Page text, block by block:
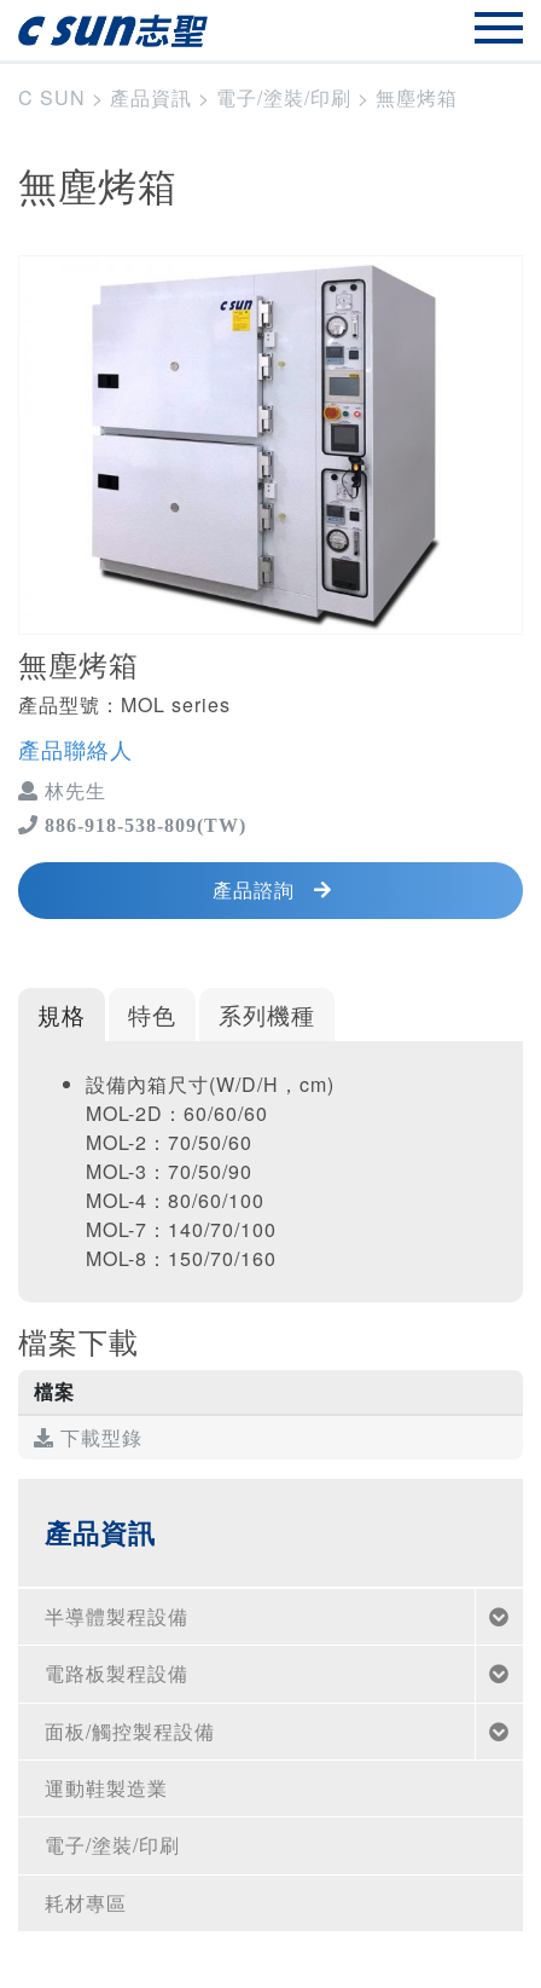
C SUN > 產品資訊 > 電子/塗裝/印刷 > 無塵烤箱
無塵烤箱
無塵烤箱
產品型號：MOL series
產品聯絡人
林先生
886-918-538-809(TW)
產品諮詢
規格 特色 系列機種
設備內箱尺寸(W/D/H，cm)
MOL-2D：60/60/60
MOL-2：70/50/60
MOL-3：70/50/90
MOL-4：80/60/100
MOL-7：140/70/100
MOL-8：150/70/160
檔案下載
檔案
下載型錄
產品資訊
半導體製程設備
電路板製程設備
面板/觸控製程設備
運動鞋製造業
電子/塗裝/印刷
耗材專區